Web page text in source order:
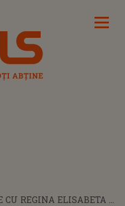
REGINA ELISABETA A